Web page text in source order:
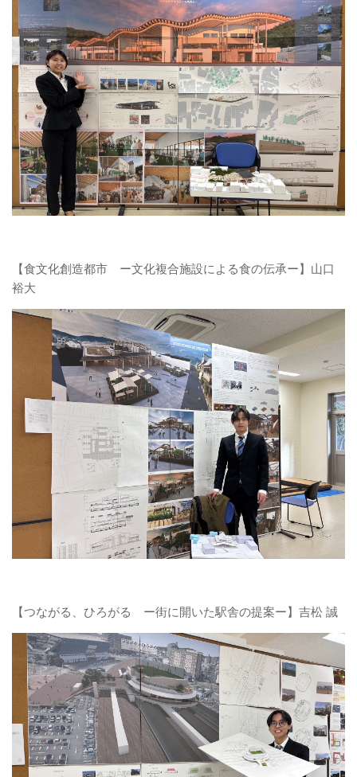
【食文化創造都市 ー文化複合施設による食の伝承ー】山口
裕大
【つながる、ひろがる ー街に開いた駅舎の提案ー】吉松 誠